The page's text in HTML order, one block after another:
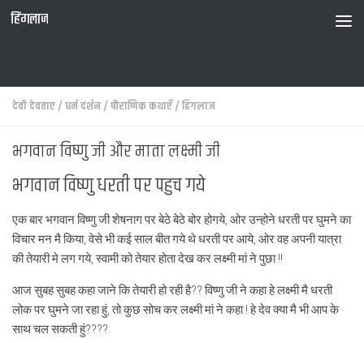
हिंगलाज
देवी देवताए/धर्म दर्शन/पौराणिक कथाएँ/हिंगलाज
भगवान विष्णु जी और माता लक्ष्मी जी
भगवान विष्णु धरती पर पहुच गये
एक बार भगवान विष्णु जी शेषनाग पर बेठे बेठे बोर होगये, ओर उन्होने धरती पर घुमने का
विचार मन मै किया, वेसे भी कई साल बीत गये थे धरती पर आये, ओर वह अपनी यात्रा
की तेयारी मे लग गये, स्वामी को तेयार होता देख कर लक्ष्मी मां ने पुछा !!
आज सुबह सुबह कहा जाने कि तेयारी हो रही है?? विष्णु जी ने कहा हे लक्ष्मी मै धरती
लोक पर घुमने जा रहा हुं, तो कुछ सोच कर लक्ष्मी मां ने कहा ! हे देव क्या मै भी आप के
साथ चल सकती हुं????